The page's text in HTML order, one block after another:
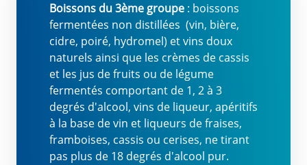
Boissons du 3ème groupe : boissons
fermentées non distillées (vin, bière,
cidre, poiré, hydromel) et vins doux
naturels ainsi que les crèmes de cassis
et les jus de fruits ou de légume
fermentés comportant de 1, 2 à 3
degrés d'alcool, vins de liqueur, apéritifs
à la base de vin et liqueurs de fraises,
framboises, cassis ou cerises, ne tirant
pas plus de 18 degrés d'alcool pur.